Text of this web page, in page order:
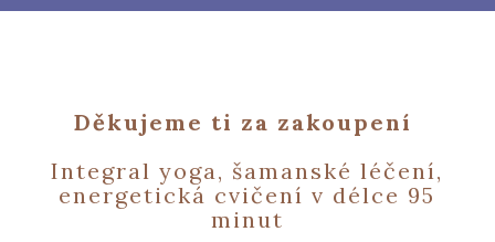
Děkujeme ti za zakoupení
Integral yoga, šamanské léčení,
energetická cvičení v délce 95
minut